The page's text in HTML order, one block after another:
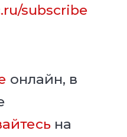
subscribe
онлайн, в
на